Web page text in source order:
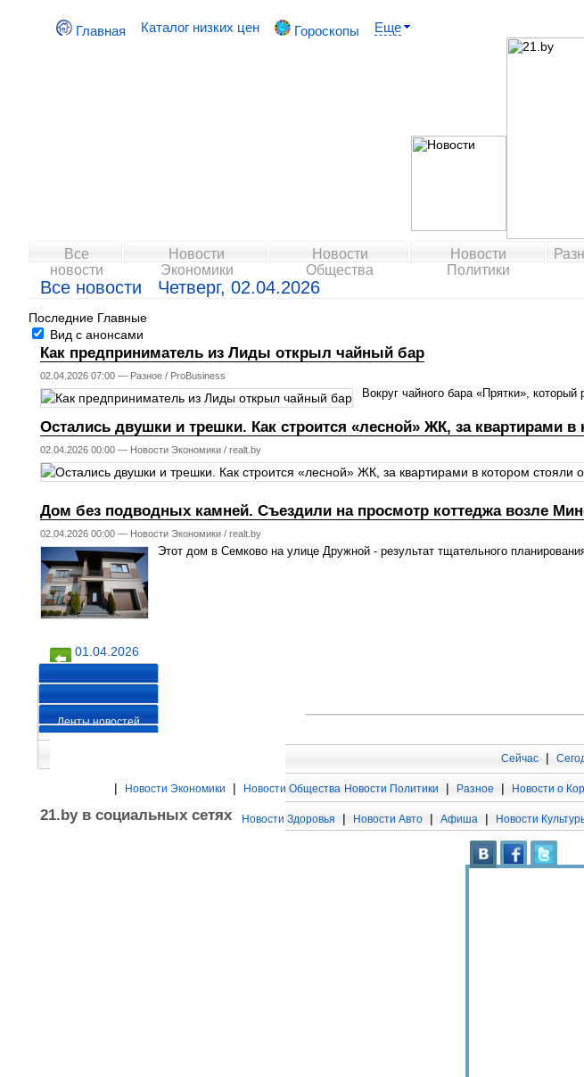
Главная Каталог низких цен Гороскопы Еще
Все
новости
Новости
Экономики
Новости
Общества
Новости
Политики
Все новости Четверг, 02.04.2026
Последние Главные
Вид с анонсами
Как предприниматель из Лиды открыл чайный бар
02.04.2026 07:00 — Разное / ProBusiness
Вокруг чайного бара «Прятки»,
Остались двушки и трешки. Как строится «лесной» ЖК, за квартирами в
02.04.2026 00:00 — Новости Экономики / realt.by
Дом без подводных камней. Съездили на просмотр коттеджа возле
02.04.2026 00:00 — Новости Экономики / realt.by
Этот дом в Семково на улице Дружной - результат тщательного
01.04.2026
03.04.2026
Ленты новостей
Сейчас |
| Новости Экономики | Новости Общества Новости Политики | Разное | Новости о
Новости Здоровья | Новости Авто | Афиша | Новости
21.by в социальных сетях